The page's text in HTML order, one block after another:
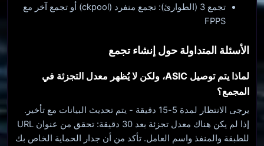
تجمع 3 (الطوارئ): تجمع منفرد (ckpool) أو تجمع آخر مع
FPPS
الأسئلة المتداولة حول إنشاء تجمع
لماذا يتم توصيل ASIC، ولكن لا يُظهر معدل التجزئة في
المجمع؟
يرجى الانتظار لمدة 5-15 دقيقة - يتم تحديث البيانات مع تأخير.
إذا لم يكن هناك معدل تجزئة بعد 30 دقيقة: تحقق من عنوان URL
للطبقة والمنفذ واسم العامل. تأكد من أن جدار الحماية الخاص بك